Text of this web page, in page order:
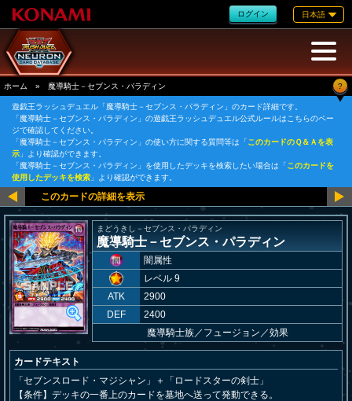
ログイン 日本語
ホーム » 魔導騎士－セブンス・パラディン ?
遊戯王ラッシュデュエル「魔導騎士－セブンス・パラディン」のカード詳細です。
「魔導騎士－セブンス・パラディン」の遊戯王ラッシュデュエル公式ルールはこちらのペー
ジで確認してください。
「魔導騎士－セブンス・パラディン」の使い方に関する質問等は「このカードのＱ＆Ａを表
示 」より確認ができます。
「魔導騎士－セブンス・パラディン」を使用したデッキを検索したい場合は「このカードを
使用したデッキを検索 」より確認ができます。
まどうきし－セブンス・パラディン
魔導騎士－セブンス・パラディン
闇属性
レベル 9
ATK
2900
DEF
2400
魔導騎士族／ フュージョン／効果
カードテキスト
「セブンスロード・マジシャン」＋「ロードスターの剣士」
【条件】デッキの一番上のカードを墓地へ送って発動できる。